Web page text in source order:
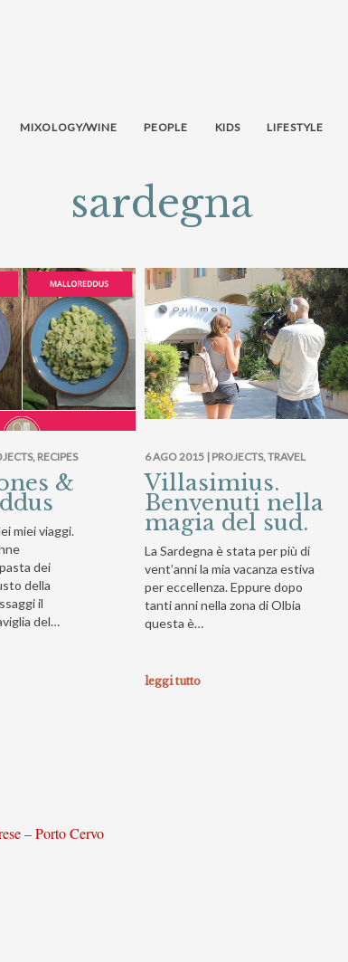
MIXOLOGY/WINE PEOPLE KIDS LIFESTYLE
sardegna
, RECIPES
&
miei viaggi.
dei
della
il
del…
6 AGO 2015 | PROJECTS,TRAVEL
Villasimius.
Benvenuti nella
magia del sud.
La Sardegna è stata per più di
vent’anni la mia vacanza estiva
per eccellenza. Eppure dopo
tanti anni nella zona di Olbia
questa è…
leggi tutto